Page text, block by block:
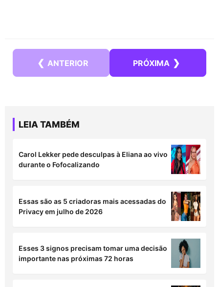
❮ ANTERIOR PRÓXIMA ❯
LEIA TAMBÉM
Carol Lekker pede desculpas à Eliana ao vivo
durante o Fofocalizando
Essas são as 5 criadoras mais acessadas do
Privacy em julho de 2026
Esses 3 signos precisam tomar uma decisão
importante nas próximas 72 horas